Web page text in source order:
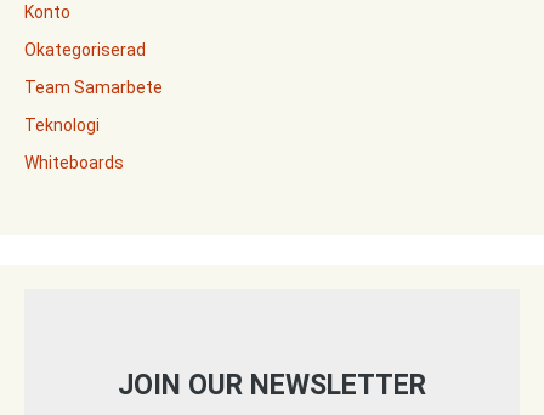
Konto
Okategoriserad
Team Samarbete
Teknologi
Whiteboards
JOIN OUR NEWSLETTER